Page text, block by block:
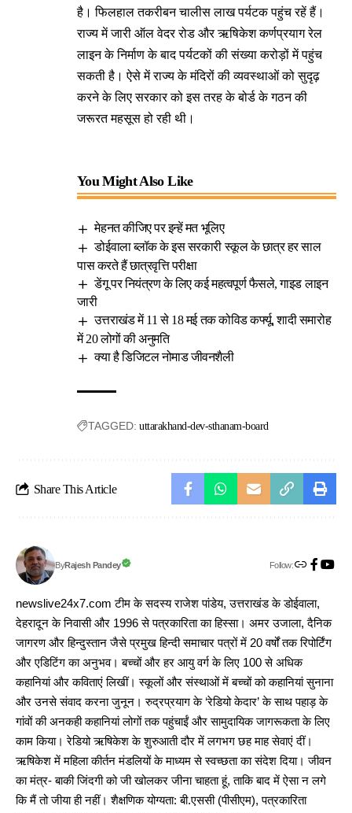
है। फिलहाल तकरीबन चालीस लाख पर्यटक पहुंच रहें हैं।
राज्य में जारी ऑल वेदर रोड और ऋषिकेश कर्णप्रयाग रेल
लाइन के निर्माण के बाद पर्यटकों की संख्या करोड़ों में पहुंच
सकती है। ऐसे में राज्य के मंदिरों की व्यवस्थाओं को सुदृढ़
करने के लिए सरकार को इस तरह के बोर्ड के गठन की
जरूरत महसूस हो रही थी।
You Might Also Like
मेहनत कीजिए पर इन्हें मत भूलिए
डोईवाला ब्लॉक के इस सरकारी स्कूल के छात्र हर साल
पास करते हैं छात्रवृत्ति परीक्षा
डेंगू पर नियंत्रण के लिए कई महत्वपूर्ण फैसले, गाइड लाइन
जारी
उत्तराखंड में 11 से 18 मई तक कोविड कर्फ्यू, शादी समारोह
में 20 लोगों की अनुमति
क्या है डिजिटल नोमाड जीवनशैली
TAGGED: uttarakhand-dev-sthanam-board
Share This Article
ByRajesh Pandey Follow:
newslive24x7.com टीम के सदस्य राजेश पांडेय, उत्तराखंड के डोईवाला,
देहरादून के निवासी और 1996 से पत्रकारिता का हिस्सा। अमर उजाला, दैनिक
जागरण और हिन्दुस्तान जैसे प्रमुख हिन्दी समाचार पत्रों में 20 वर्षों तक रिपोर्टिंग
और एडिटिंग का अनुभव। बच्चों और हर आयु वर्ग के लिए 100 से अधिक
कहानियां और कविताएं लिखीं। स्कूलों और संस्थाओं में बच्चों को कहानियां सुनाना
और उनसे संवाद करना जुनून। रुद्रप्रयाग के ‘रेडियो केदार’ के साथ पहाड़ के
गांवों की अनकही कहानियां लोगों तक पहुंचाईं और सामुदायिक जागरूकता के लिए
काम किया। रेडियो ऋषिकेश के शुरुआती दौर में लगभग छह माह सेवाएं दीं।
ऋषिकेश में महिला कीर्तन मंडलियों के माध्यम से स्वच्छता का संदेश दिया। जीवन
का मंत्र- बाकी जिंदगी को जी खोलकर जीना चाहता हूं, ताकि बाद में ऐसा न लगे
कि मैं तो जीया ही नहीं। शैक्षणिक योग्यता: बी.एससी (पीसीएम), पत्रकारिता